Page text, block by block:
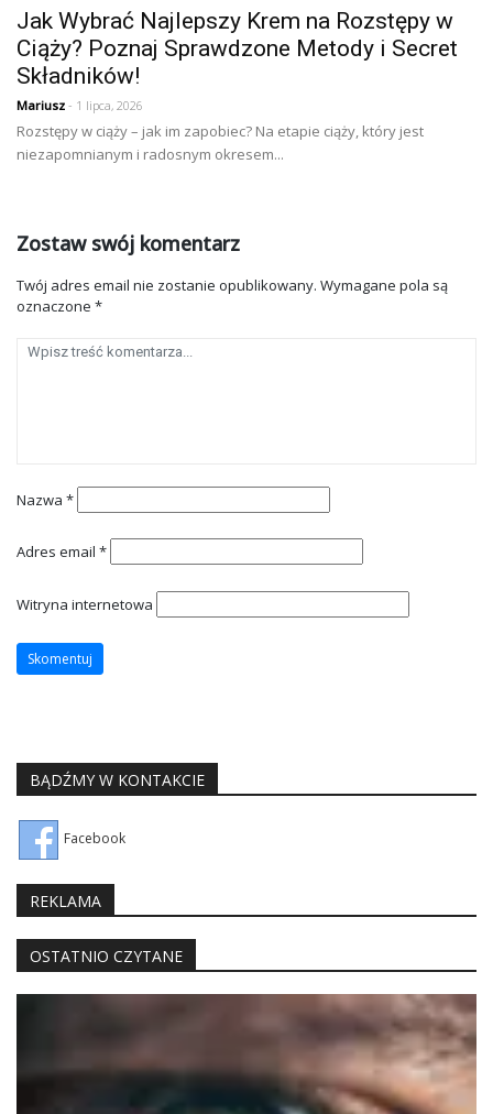
Jak Wybrać Najlepszy Krem na Rozstępy w
Ciąży? Poznaj Sprawdzone Metody i Secret
Składników!
Mariusz - 1 lipca, 2026
Rozstępy w ciąży – jak im zapobiec? Na etapie ciąży, który jest
niezapomnianym i radosnym okresem...
Zostaw swój komentarz
Twój adres email nie zostanie opublikowany. Wymagane pola są
oznaczone *
Nazwa *
Adres email *
Witryna internetowa
BĄDŹMY W KONTAKCIE
Facebook
REKLAMA
OSTATNIO CZYTANE